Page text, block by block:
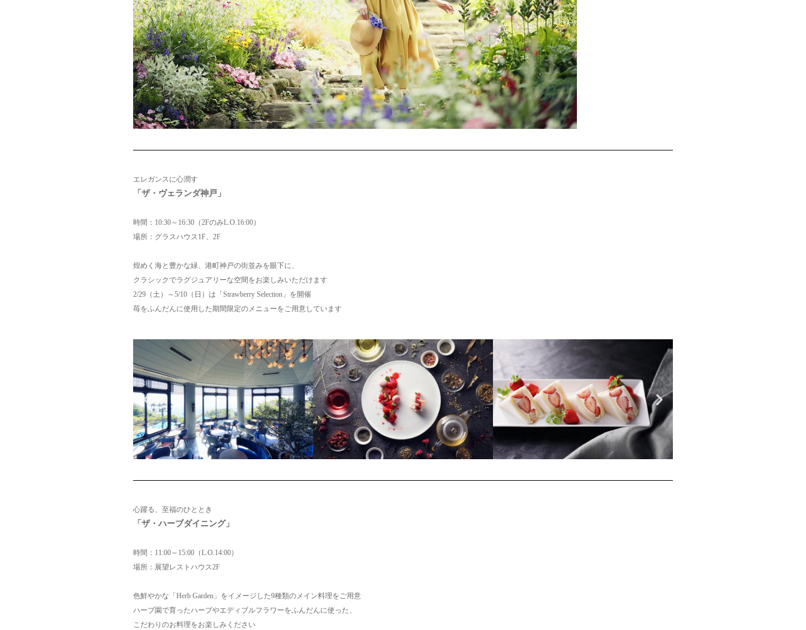
エレガンスに心潤す
「ザ・ヴェランダ神戸」
時間：10:30～16:30（2FのみL.O.16:00）
場所：グラスハウス1F、2F
煌めく海と豊かな緑、港町神戸の街並みを眼下に、
クラシックでラグジュアリーな空間をお楽しみいただけます
2/29（土）～5/10（日）は「Strawberry Selection」を開催
苺をふんだんに使用した期間限定のメニューをご用意しています
心躍る、至福のひととき
「ザ・ハーブダイニング」
時間：11:00～15:00（L.O.14:00）
場所：展望レストハウス2F
色鮮やかな「Herb Garden」をイメージした9種類のメイン料理をご用意
ハーブ園で育ったハーブやエディブルフラワーをふんだんに使った、
こだわりのお料理をお楽しみください